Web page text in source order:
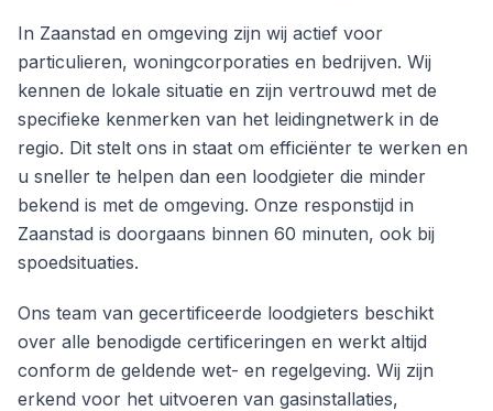
In Zaanstad en omgeving zijn wij actief voor
particulieren, woningcorporaties en bedrijven. Wij
kennen de lokale situatie en zijn vertrouwd met de
specifieke kenmerken van het leidingnetwerk in de
regio. Dit stelt ons in staat om efficiënter te werken en
u sneller te helpen dan een loodgieter die minder
bekend is met de omgeving. Onze responstijd in
Zaanstad is doorgaans binnen 60 minuten, ook bij
spoedsituaties.
Ons team van gecertificeerde loodgieters beschikt
over alle benodigde certificeringen en werkt altijd
conform de geldende wet- en regelgeving. Wij zijn
erkend voor het uitvoeren van gasinstallaties,